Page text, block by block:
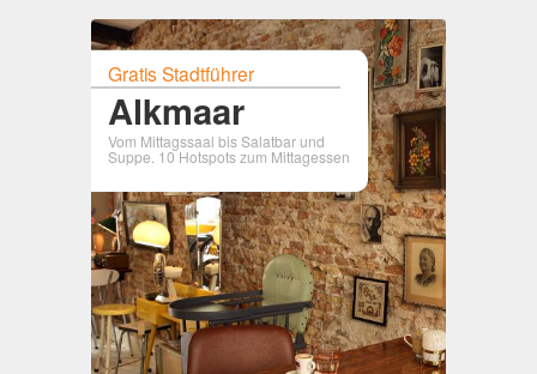
Gratis Stadtführer
Alkmaar
Vom Mittagssaal bis Salatbar und
Suppe. 10 Hotspots zum Mittagessen